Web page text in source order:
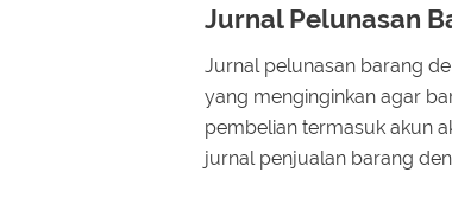
Jurnal Pelunasan
Jurnal pelunasan barang
yang menginginkan agar
pembelian termasuk akun
jurnal penjualan barang